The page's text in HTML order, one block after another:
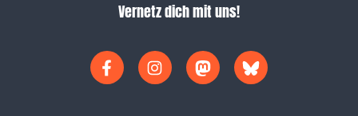
Vernetz dich mit uns!